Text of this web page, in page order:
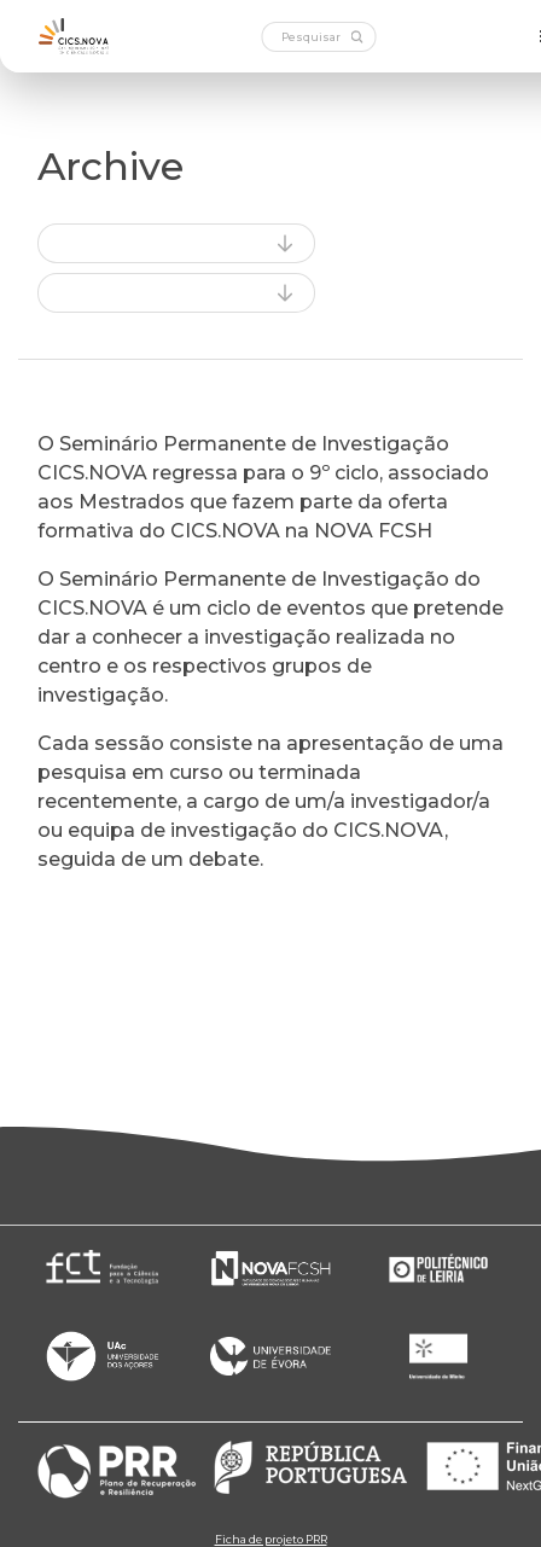
Archive
O Seminário Permanente de Investigação
CICS.NOVA regressa para o 9º ciclo, associado
aos Mestrados que fazem parte da oferta
formativa do CICS.NOVA na NOVA FCSH
O Seminário Permanente de Investigação do
CICS.NOVA é um ciclo de eventos que pretende
dar a conhecer a investigação realizada no
centro e os respectivos grupos de
investigação.
Cada sessão consiste na apresentação de uma
pesquisa em curso ou terminada
recentemente, a cargo de um/a investigador/a
ou equipa de investigação do CICS.NOVA,
seguida de um debate.
Ficha de projeto PRR